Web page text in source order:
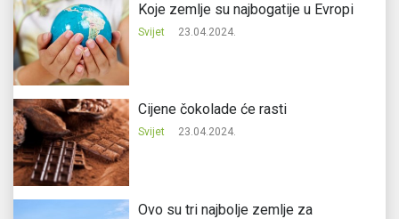
Koje zemlje su najbogatije u Evropi
Svijet 23.04.2024.
Cijene čokolade će rasti
Svijet 23.04.2024.
Ovo su tri najbolje zemlje za